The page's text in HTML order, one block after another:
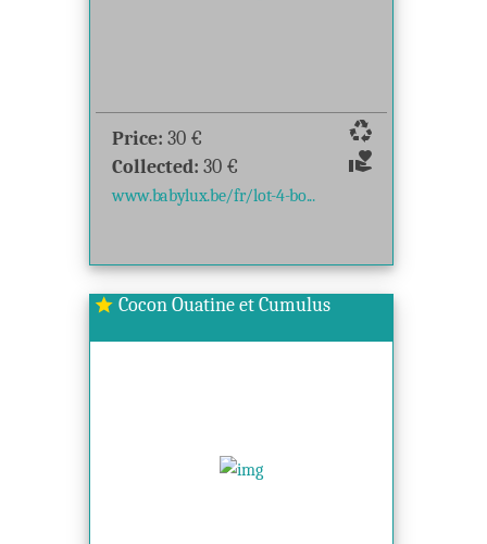
recycling
volunteer_activism
Price: 30 €
Collected: 30 €
www.babylux.be/fr/lot-4-bo...
star Cocon Ouatine et Cumulus